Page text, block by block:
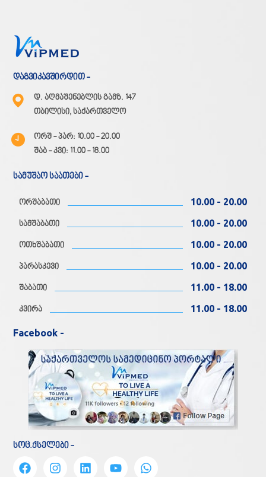
დაგვიკავშირდით -
დ. აღმაშენებლის გამზ. 147
თბილისი, საქართველო
ორშ - პარ: 10.00 - 20.00
შაბ - კვი: 11.00 - 18.00
სამუშაო საათები -
ორშაბათი 10.00 - 20.00
სამშაბათი 10.00 - 20.00
ოთხშაბათი 10.00 - 20.00
პარასკევი 10.00 - 20.00
შაბათი 11.00 - 18.00
კვირა 11.00 - 18.00
Facebook -
სოც.ქსელები -